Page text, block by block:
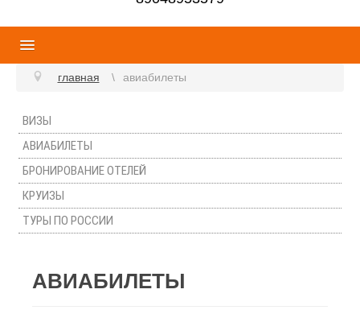
главная авиабилеты
ВИЗЫ
АВИАБИЛЕТЫ
БРОНИРОВАНИЕ ОТЕЛЕЙ
КРУИЗЫ
ТУРЫ ПО РОССИИ
АВИАБИЛЕТЫ